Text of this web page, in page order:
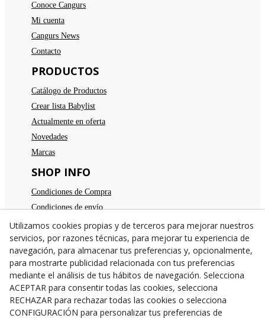
Conoce Cangurs
Mi cuenta
Cangurs News
Contacto
PRODUCTOS
Catálogo de Productos
Crear lista Babylist
Actualmente en oferta
Novedades
Marcas
SHOP INFO
Condiciones de Compra
Condiciones de envío
Devoluciones
Aviso legal
Política de privacidad
Política de cookies
TE ESPERAMOS
C/Santa Anna nº 7
Utilizamos cookies propias y de terceros para mejorar nuestros
servicios, por razones técnicas, para mejorar tu experiencia de
navegación, para almacenar tus preferencias y, opcionalmente,
para mostrarte publicidad relacionada con tus preferencias
mediante el análisis de tus hábitos de navegación. Selecciona
ACEPTAR para consentir todas las cookies, selecciona
RECHAZAR para rechazar todas las cookies o selecciona
CONFIGURACIÓN para personalizar tus preferencias de